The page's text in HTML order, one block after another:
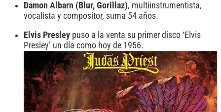
Damon Albarn (Blur, Gorillaz), multiinstrumentista,
vocalista y compositor, suma 54 años.
Elvis Presley puso a la venta su primer disco ‘Elvis
Presley’ un día como hoy de 1956.